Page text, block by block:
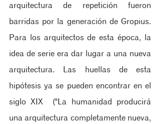
arquitectura de repetición fueron
barridas por la generación de Gropius.
Para los arquitectos de esta época, la
idea de serie era dar lugar a una nueva
arquitectura. Las huellas de esta
hipótesis ya se pueden encontrar en el
siglo XIX  ("La humanidad producirá
una arquitectura completamente nueva,